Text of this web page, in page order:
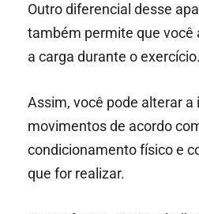
Outro diferencial desse
também permite que você
a carga durante o exercício.
Assim, você pode alterar a
movimentos de acordo
condicionamento físico e
que for realizar.